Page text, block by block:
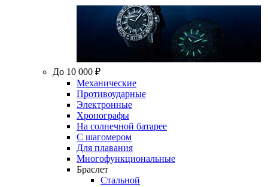
До 10 000 ₽
Механические
Противоударные
Электронные
Хронографы
На солнечной батарее
С шагомером
Для плавания
Многофункциональные
Браслет
Стальной